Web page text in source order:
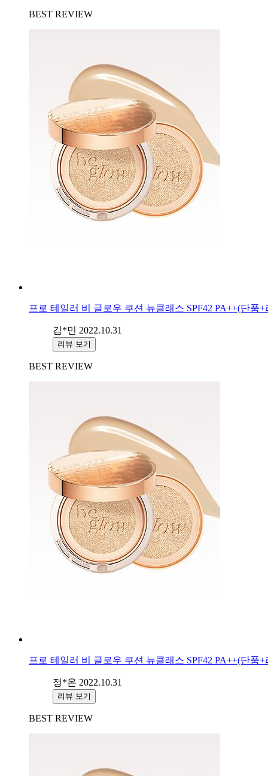
BEST REVIEW
프로 테일러 비 글로우 쿠션 뉴클래스 SPF42 PA++(단품+
김*민 2022.10.31
리뷰 보기
BEST REVIEW
프로 테일러 비 글로우 쿠션 뉴클래스 SPF42 PA++(단품+
정*온 2022.10.31
리뷰 보기
BEST REVIEW